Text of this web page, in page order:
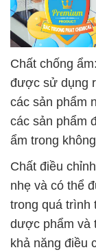
Chất chống ẩm:
được sử dụng
các sản phẩm
các sản phẩm
ẩm trong
Chất điều
nhẹ và có thể
trong quá trình
dược phẩm và
khả năng điều